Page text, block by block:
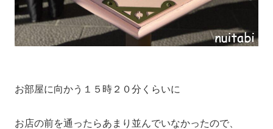
お部屋に向かう１５時２０分くらいに
お店の前を通ったらあまり並んでいなかったので、